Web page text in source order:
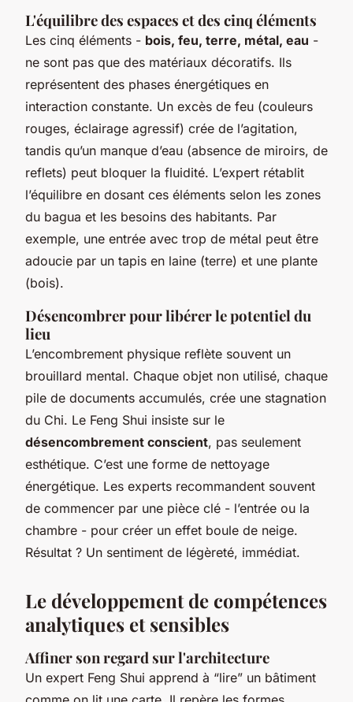
L'équilibre des espaces et des cinq éléments
Les cinq éléments - bois, feu, terre, métal, eau -
ne sont pas que des matériaux décoratifs. Ils
représentent des phases énergétiques en
interaction constante. Un excès de feu (couleurs
rouges, éclairage agressif) crée de l’agitation,
tandis qu’un manque d’eau (absence de miroirs, de
reflets) peut bloquer la fluidité. L’expert rétablit
l’équilibre en dosant ces éléments selon les zones
du bagua et les besoins des habitants. Par
exemple, une entrée avec trop de métal peut être
adoucie par un tapis en laine (terre) et une plante
(bois).
Désencombrer pour libérer le potentiel du
lieu
L’encombrement physique reflète souvent un
brouillard mental. Chaque objet non utilisé, chaque
pile de documents accumulés, crée une stagnation
du Chi. Le Feng Shui insiste sur le
désencombrement conscient, pas seulement
esthétique. C’est une forme de nettoyage
énergétique. Les experts recommandent souvent
de commencer par une pièce clé - l’entrée ou la
chambre - pour créer un effet boule de neige.
Résultat ? Un sentiment de légèreté, immédiat.
Le développement de compétences
analytiques et sensibles
Affiner son regard sur l'architecture
Un expert Feng Shui apprend à “lire” un bâtiment